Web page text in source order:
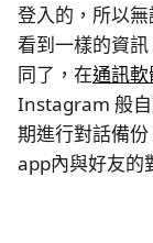
登入的，所以
看到一樣的資
同了，在通訊
Instagram 般自
期進行對話備
app內與好友的